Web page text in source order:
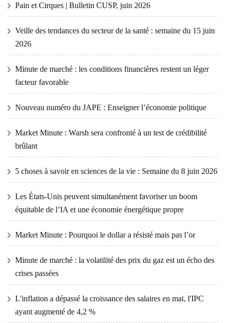
Pain et Cirques | Bulletin CUSP, juin 2026
Veille des tendances du secteur de la santé : semaine du 15 juin
2026
Minute de marché : les conditions financières restent un léger
facteur favorable
Nouveau numéro du JAPE : Enseigner l’économie politique
Market Minute : Warsh sera confronté à un test de crédibilité
brûlant
5 choses à savoir en sciences de la vie : Semaine du 8 juin 2026
Les États-Unis peuvent simultanément favoriser un boom
équitable de l’IA et une économie énergétique propre
Market Minute : Pourquoi le dollar a résisté mais pas l’or
Minute de marché : la volatilité des prix du gaz est un écho des
crises passées
L'inflation a dépassé la croissance des salaires en mai, l'IPC
ayant augmenté de 4,2 %